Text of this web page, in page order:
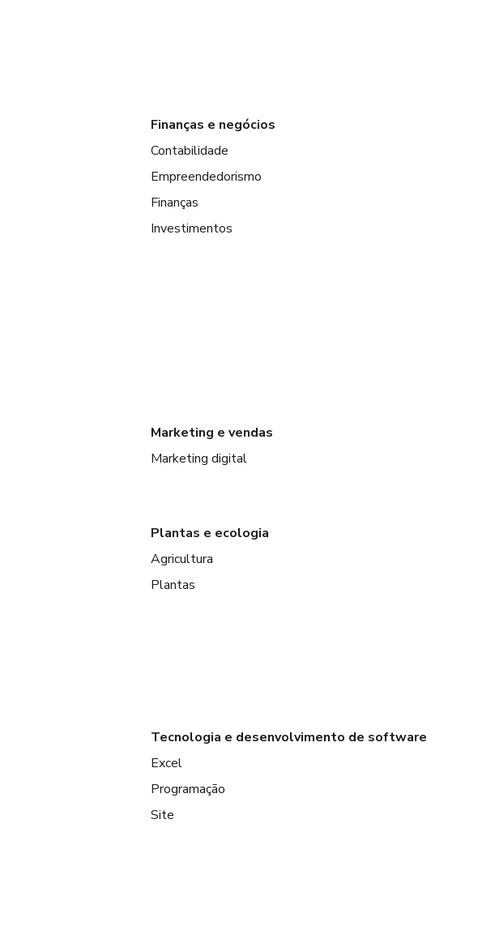
Finanças e negócios
Contabilidade
Empreendedorismo
Finanças
Investimentos
Marketing e vendas
Marketing digital
Plantas e ecologia
Agricultura
Plantas
Tecnologia e desenvolvimento de software
Excel
Programação
Site